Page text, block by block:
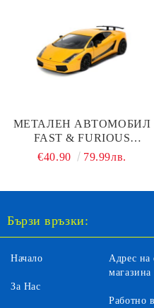
МЕТАЛЕН АВТОМОБИЛ
FAST & FURIOUS
LAMBORGHINI
€40.90 79.99лв.
Бързи връзки:
Начало
За Нас
Адрес на
магазина
Работно